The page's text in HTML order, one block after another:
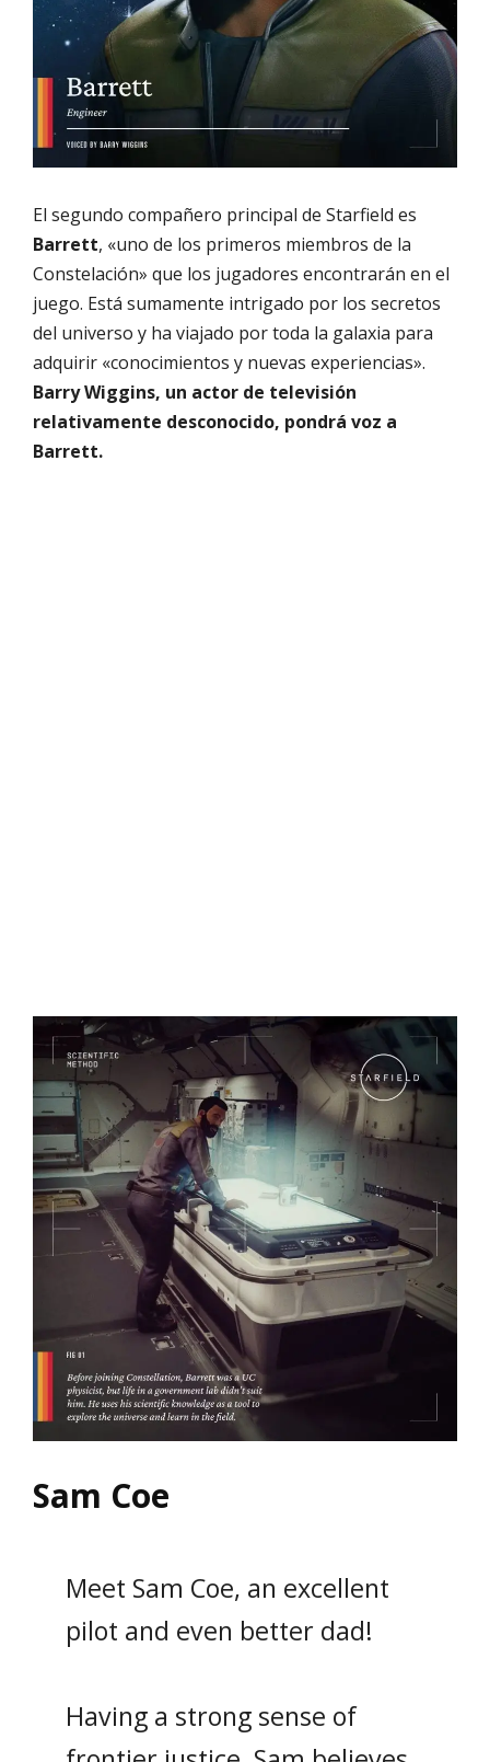
El segundo compañero principal de Starfield es
Barrett, «uno de los primeros miembros de la
Constelación» que los jugadores encontrarán en el
juego. Está sumamente intrigado por los secretos
del universo y ha viajado por toda la galaxia para
adquirir «conocimientos y nuevas experiencias».
Barry Wiggins, un actor de televisión
relativamente desconocido, pondrá voz a
Barrett.
Sam Coe
Meet Sam Coe, an excellent
pilot and even better dad!
Having a strong sense of